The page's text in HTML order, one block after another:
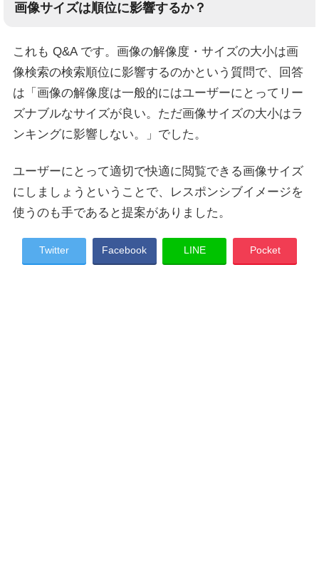
画像サイズは順位に影響するか？
これも Q&A です。画像の解像度・サイズの大小は画
像検索の検索順位に影響するのかという質問で、回答
は「画像の解像度は一般的にはユーザーにとってリー
ズナブルなサイズが良い。ただ画像サイズの大小はラ
ンキングに影響しない。」でした。
ユーザーにとって適切で快適に閲覧できる画像サイズ
にしましょうということで、レスポンシブイメージを
使うのも手であると提案がありました。
Twitter Facebook LINE Pocket